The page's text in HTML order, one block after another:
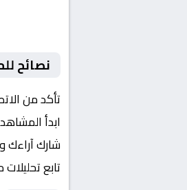
نصائح
تأكد من
ابدأ المشاهدة
شارك
تابع